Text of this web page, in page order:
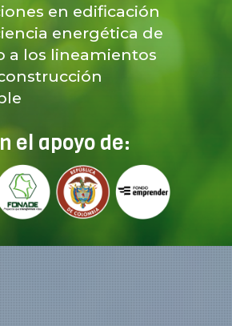
en edificación
energética de
a los lineamientos
el apoyo de: